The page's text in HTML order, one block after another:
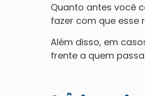
Quanto antes você
fazer com que esse
Além disso, em
frente a quem